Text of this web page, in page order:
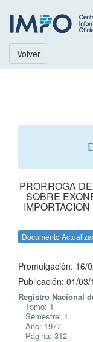
Volver
PRORROGA
SOBRE
Documento
Promulgación: 16/
Publicación: 01/
Registro Nacional
Tomo: 1
Semestre: 1
Año: 1977
Página: 312